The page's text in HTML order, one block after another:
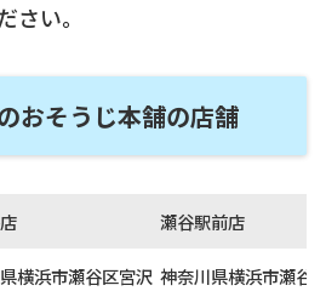
さい。
おそうじ本舗の店舗
瀬谷駅前店
横浜市瀬谷区宮沢 神奈川県横浜市瀬谷